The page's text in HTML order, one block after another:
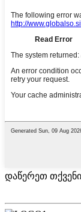
დაწერეთ თქვენი